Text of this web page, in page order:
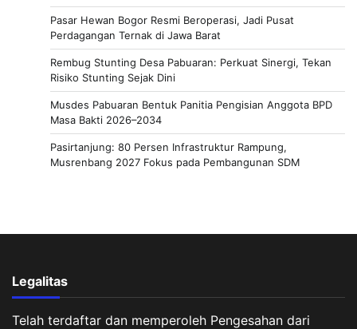
Pasar Hewan Bogor Resmi Beroperasi, Jadi Pusat
Perdagangan Ternak di Jawa Barat
Rembug Stunting Desa Pabuaran: Perkuat Sinergi, Tekan
Risiko Stunting Sejak Dini
Musdes Pabuaran Bentuk Panitia Pengisian Anggota BPD
Masa Bakti 2026–2034
Pasirtanjung: 80 Persen Infrastruktur Rampung,
Musrenbang 2027 Fokus pada Pembangunan SDM
Legalitas
Telah terdaftar dan memperoleh Pengesahan dari